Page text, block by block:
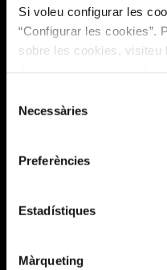
Si voleu configurar les
“Configurar les cookies”.
sobre les cookies, visiteu
Necessàries
Preferències
Estadístiques
Màrqueting